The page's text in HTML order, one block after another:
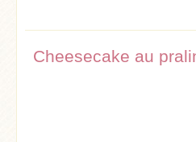
Cheesecake au